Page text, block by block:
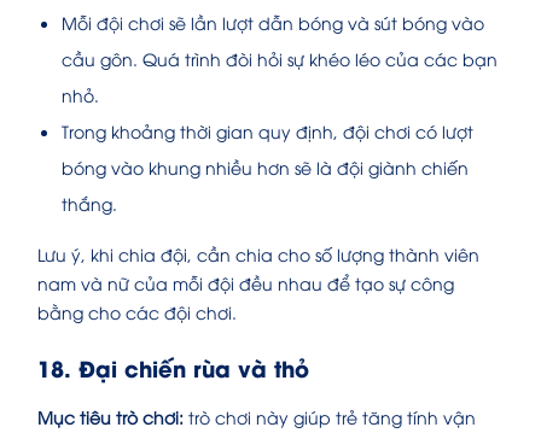
Mỗi đội chơi sẽ lần lượt dẫn bóng và sút bóng vào
cầu gôn. Quá trình đòi hỏi sự khéo léo của các bạn
nhỏ.
Trong khoảng thời gian quy định, đội chơi có lượt
bóng vào khung nhiều hơn sẽ là đội giành chiến
thắng.
Lưu ý, khi chia đội, cần chia cho số lượng thành viên
nam và nữ của mỗi đội đều nhau để tạo sự công
bằng cho các đội chơi.
18. Đại chiến rùa và thỏ
Mục tiêu trò chơi: trò chơi này giúp trẻ tăng tính vận